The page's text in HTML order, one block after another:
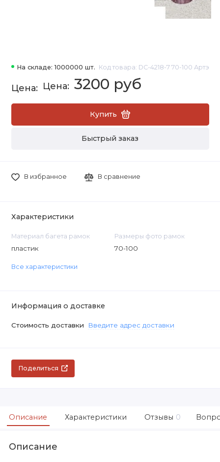
На складе: 1000000 шт. Код товара: DC-4218-7 70-100 Артэ
3200 руб
Купить
Быстрый заказ
В избранное В сравнение
Характеристики
Материал багета рамок
пластик
Размеры фото рамок
70-100
Все характеристики
Информация о доставке
Стоимость доставки Введите адрес доставки
Поделиться
Описание Характеристики Отзывы 0
Описание